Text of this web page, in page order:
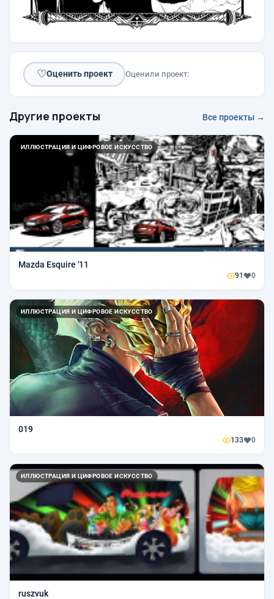
♡Оценить проект Оценили проект:
Другие проекты Все проекты →
ИЛЛЮСТРАЦИЯ И ЦИФРОВОЕ ИСКУССТВО
Mazda Esquire '11
91 0
ИЛЛЮСТРАЦИЯ И ЦИФРОВОЕ ИСКУССТВО
019
133 0
ИЛЛЮСТРАЦИЯ И ЦИФРОВОЕ ИСКУССТВО
ruszvuk